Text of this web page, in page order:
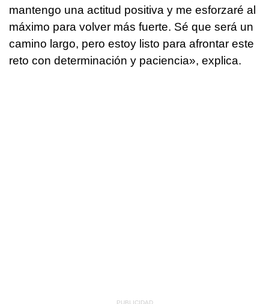
mantengo una actitud positiva y me esforzaré al
máximo para volver más fuerte. Sé que será un
camino largo, pero estoy listo para afrontar este
reto con determinación y paciencia», explica.